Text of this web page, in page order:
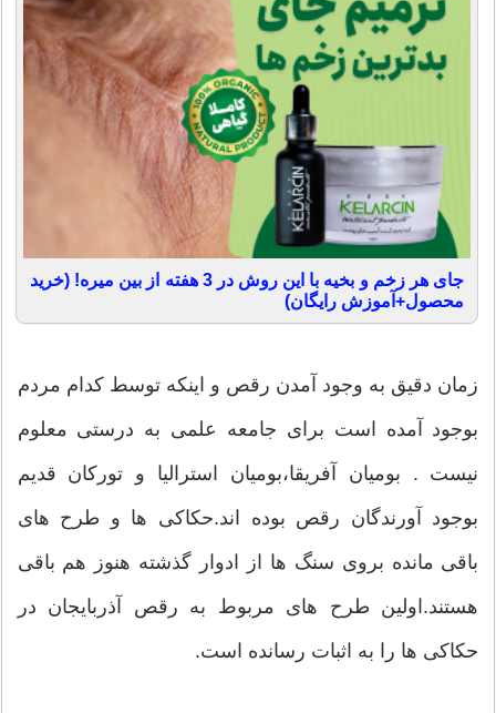
جای هر زخم و بخیه با این روش در 3 هفته از بین میره! (خرید
محصول+آموزش رایگان)
زمان دقیق به وجود آمدن رقص و اینکه توسط کدام مردم
بوجود آمده است برای جامعه علمی به درستی معلوم
نیست . بومیان آفریقا،بومیان استرالیا و تورکان قدیم
بوجود آورندگان رقص بوده اند.حکاکی ها و طرح های
باقی مانده بروی سنگ ها از ادوار گذشته هنوز هم باقی
هستند.اولین طرح های مربوط به رقص آذربایجان در
حکاکی ها را به اثبات رسانده است.